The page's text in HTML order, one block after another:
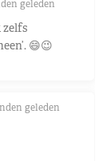
geleden
zelfs
😄😉
geleden